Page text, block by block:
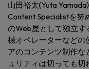
山田裕太(Yuta
Content Specialistを努
のWeb屋として独立
械オペレーターなどの
アのコンテンツ制作な
ュリティは切っても